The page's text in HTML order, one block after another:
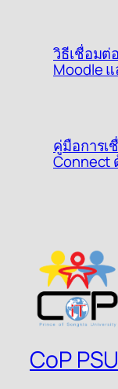
วิธีเชื่อมต่
Moodle
คู่มือการเ
Connect
CoP